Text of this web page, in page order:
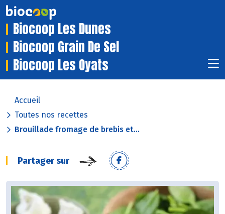
Biocoop Les Dunes
Biocoop Grain De Sel
Biocoop Les Oyats
Accueil
Toutes nos recettes
Brouillade fromage de brebis et...
Partager sur